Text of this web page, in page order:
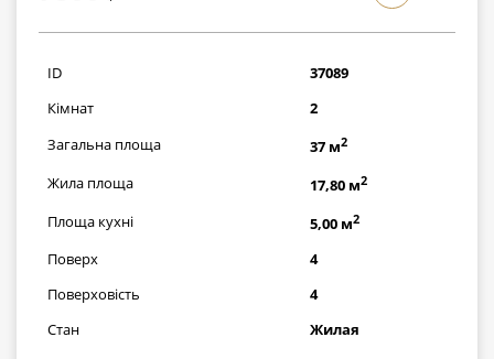
226200грн
ID
37089
Кімнат
2
Загальна площа
37 м2
Жила площа 17,80 м2
Площа кухні 5,00 м2
Поверх
4
Поверховість
4
Стан
Жилая